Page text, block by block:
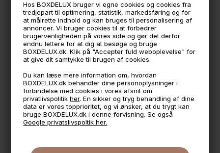
Hos BOXDELUX bruger vi egne cookies og cookies fra
tredjepart til optimering, statistik, markedsføring og for
at målrette indhold og kan bruges til personalisering af
annoncer. Vi bruger cookies til at forbedrer
brugervenligheden på vores side og gør det derfor
endnu lettere for at dig at besøge og bruge
BOXDELUX.dk. Klik på "Accepter fuld weboplevelse" for
at give dit samtykke til brugen af cookies.
Du kan læse mere information om, hvordan
BOXDELUX.dk behandler dine personoplysninger i
forbindelse med cookies i vores afsnit om
privatlivspolitikher. En sikker og tryg behandling af dine
data er vores topprioritet, og vi ønsker, at du trygt kan
bruge BOXDELUX.dk i denne forvisning. Se også
Google privatslivspoltik her.
Diameter: 27 cm.
Indhold: 10 liter.
Fremstillet af polypropylene plast
*Samme farve fås i forskellige størrelser.
🧺 Kan du lægge varen i kurven, er den på lager
🌟 4,9 med over 1200 anmeldelser ★★★★★
📦 Fragtfri v. køb over 999,- ellers fra 49,- med GLS
📱 Kundeservice 50446800 (9-12)